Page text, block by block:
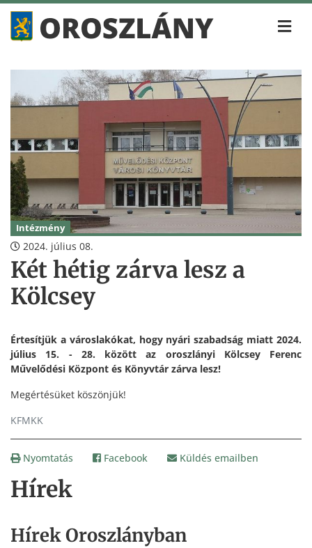
Hírek
Hírek Oroszlányban
Intézmény
2024. július 08.
Két hétig zárva lesz a
Kölcsey
Értesítjük a városlakókat, hogy nyári szabadság miatt 2024.
július 15. - 28. között az oroszlányi Kölcsey Ferenc
Művelődési Központ és Könyvtár zárva lesz!
Megértésüket köszönjük!
KFMKK
Nyomtatás Facebook Küldés emailben